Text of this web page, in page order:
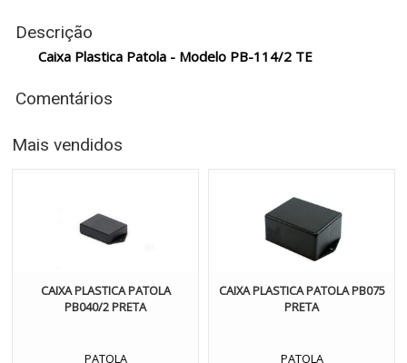
Descrição
Caixa Plastica Patola - Modelo PB-114/2 TE
Comentários
Mais vendidos
CAIXA PLASTICA PATOLA
PB040/2 PRETA
PATOLA
CAIXA PLASTICA PATOLA PB075
PRETA
PATOLA